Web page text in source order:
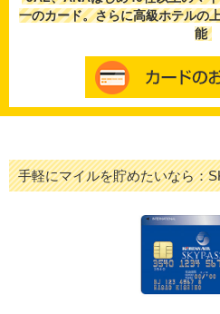
一のカード。さらに高級ホテルの
能
手軽にマイルを貯めたいなら：